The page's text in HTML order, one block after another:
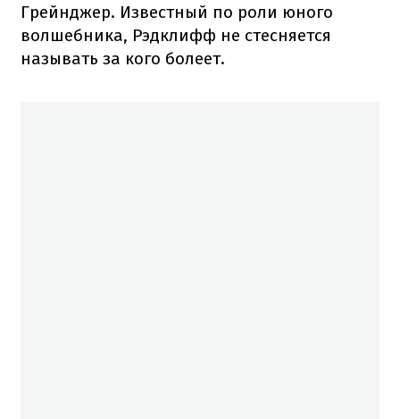
Грейнджер. Известный по роли юного
волшебника, Рэдклифф не стесняется
называть за кого болеет.